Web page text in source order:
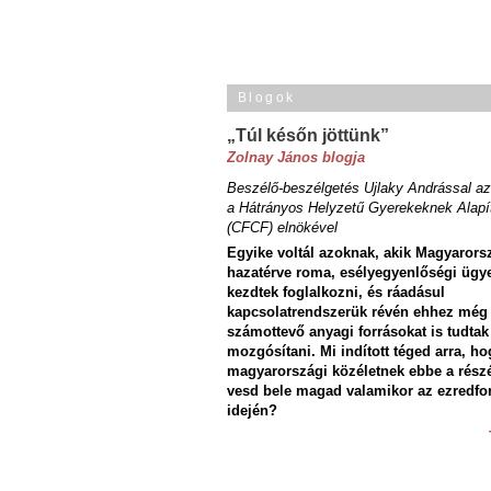
Blogok
„Túl későn jöttünk”
Zolnay János blogja
Beszélő-beszélgetés Ujlaky Andrással
a Hátrányos Helyzetű Gyerekeknek
(CFCF) elnökével
Egyike voltál azoknak, akik
hazatérve roma, esélyegyenlőségi
kezdtek foglalkozni, és ráadásul
kapcsolatrendszerük révén ehhez még
számottevő anyagi forrásokat is tudtak
mozgósítani. Mi indított téged arra,
magyarországi közéletnek ebbe a
vesd bele magad valamikor az
idején?